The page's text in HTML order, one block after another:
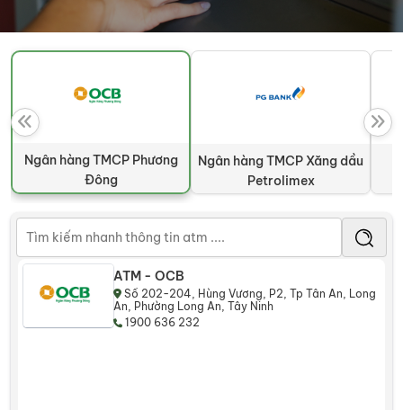
Ngân hàng TMCP Phương
Đông
Ngân hàng TMCP Xăng dầu
Petrolimex
ATM - OCB
Số 202-204, Hùng Vương, P2, Tp Tân An, Long
An, Phường Long An, Tây Ninh
1900 636 232